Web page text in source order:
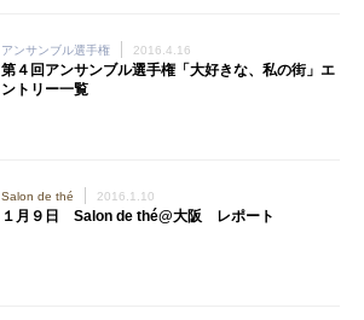
アンサンブル選手権 2016.4.16
第４回アンサンブル選手権「大好きな、私の街」エ
ントリー一覧
Salon de thé 2016.1.10
１月９日 Salon de thé@大阪 レポート